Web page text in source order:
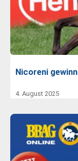
Nicoreni
4. August 2025